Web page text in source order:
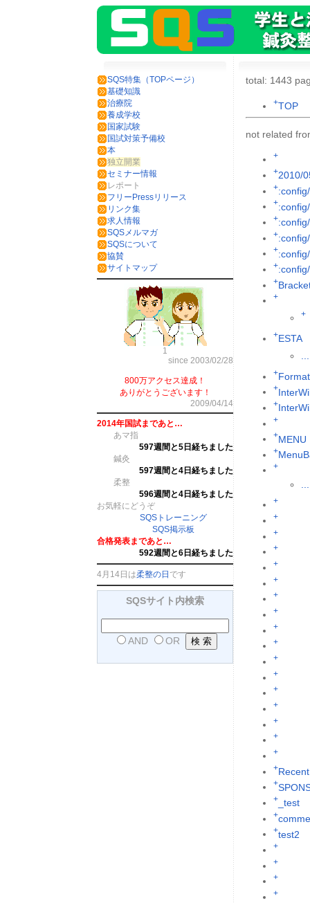
SQS特集（TOPページ）
基礎知識
治療院
養成学校
国家試験
国試対策予備校
本
独立開業
セミナー情報
レポート
フリーPressリリース
リンク集
求人情報
SQSメルマガ
SQSについて
協賛
サイトマップ
1
since 2003/02/28
800万アクセス達成！
ありがとうございます！
2009/04/14
2014年国試まであと…
あマ指
597週間と5日経ちました
鍼灸
597週間と4日経ちました
柔整
596週間と4日経ちました
お気軽にどうぞ
SQSトレーニング
SQS掲示板
合格発表まであと…
592週間と6日経ちました
4月14日は柔整の日 です
SQSサイト内検索
AND OR
total: 1443
+TOP
not related
+
+2010/
+
+
+
+
+
+
+
+
+
+ESTA
+
+
+
+
+MENU
+
+
+
+
+
+
+
+
+
+
+
+
+
+
+
+
+
+
+
+
+
+_test
+
+test2
+
+
+
+